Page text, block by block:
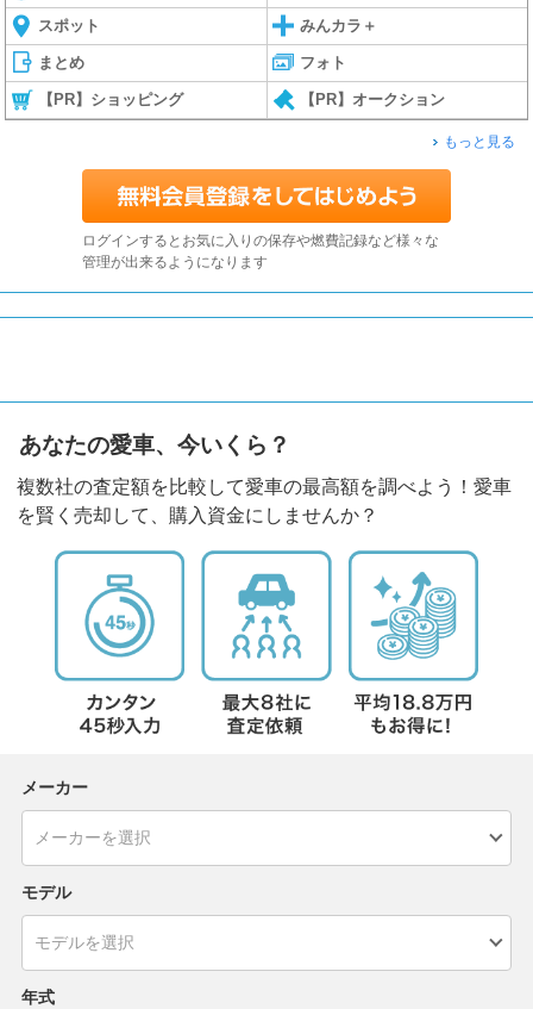
スポット みんカラ＋
まとめ フォト
【PR】ショッピング 【PR】オークション
もっと見る
ログインするとお気に入りの保存や燃費記録など様々な
管理が出来るようになります
あなたの愛車、今いくら？
複数社の査定額を比較して愛車の最高額を調べよう！愛車
を賢く売却して、購入資金にしませんか？
メーカー
モデル
年式